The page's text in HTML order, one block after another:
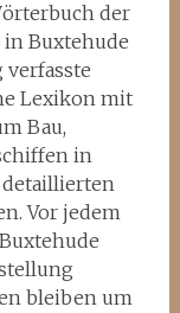
der
in Buxtehude
Lexikon mit
Bau,
in
detaillierten
Vor jedem
bleiben um